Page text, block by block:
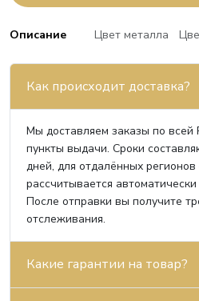
Описание Цвет металла
Как происходит доставка?
Мы доставляем заказы по всей
пункты выдачи. Сроки
дней, для отдалённых
рассчитывается
После отправки вы получите
отслеживания.
Какие гарантии на товар?